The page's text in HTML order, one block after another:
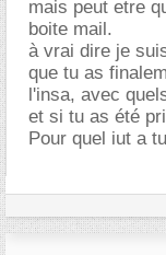
mais peut etre
boite mail.
à vrai dire je
que tu as
l'insa, avec
et si tu as été
Pour quel iut a